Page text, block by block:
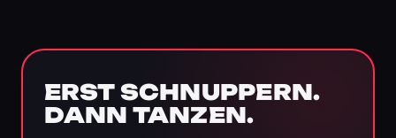
ERST SCHNUPPERN.
DANN TANZEN.